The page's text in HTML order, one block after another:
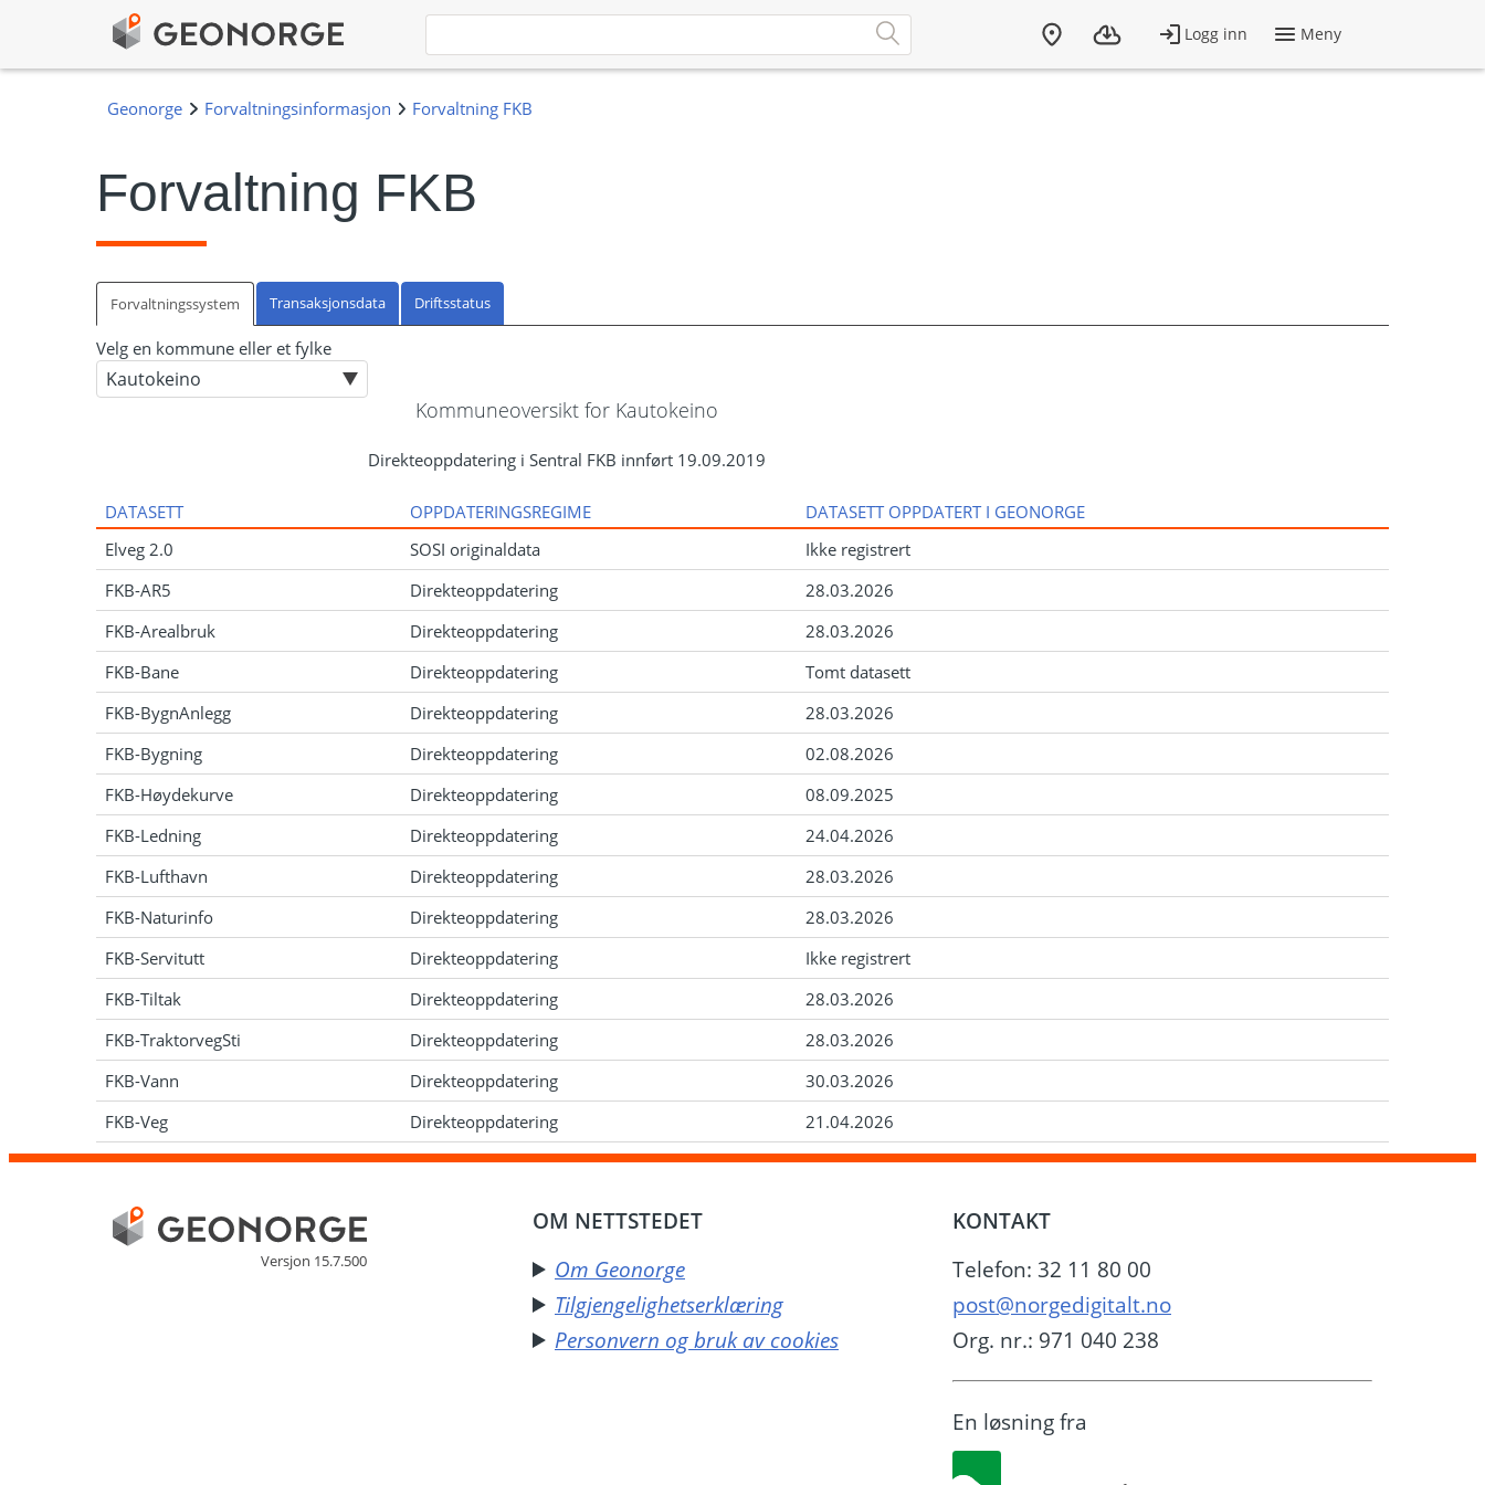
Forvaltning FKB
Forvaltningssystem Transaksjonsdata Driftsstatus
Kommuneoversikt for Kautokeino
Direkteoppdatering i Sentral FKB innført 19.09.2019
Velg en kommune eller et fylke
DATASETT OPPDATERINGSREGIME
DATASETT OPPDATERT I GEONORGE
Elveg 2.0
SOSI originaldata
Ikke registrert
FKB-AR5
Direkteoppdatering
28.03.2026
FKB-Arealbruk
Direkteoppdatering
28.03.2026
FKB-Bane
Direkteoppdatering
Tomt datasett
FKB-BygnAnlegg
Direkteoppdatering
28.03.2026
FKB-Bygning
Direkteoppdatering
02.08.2026
FKB-Høydekurve
Direkteoppdatering
08.09.2025
FKB-Ledning
Direkteoppdatering
24.04.2026
FKB-Lufthavn
Direkteoppdatering
28.03.2026
FKB-Naturinfo
Direkteoppdatering
28.03.2026
FKB-Servitutt
Direkteoppdatering
Ikke registrert
FKB-Tiltak
Direkteoppdatering
28.03.2026
FKB-TraktorvegSti
Direkteoppdatering
28.03.2026
FKB-Vann
Direkteoppdatering
30.03.2026
FKB-Veg
Direkteoppdatering 21.04.2026